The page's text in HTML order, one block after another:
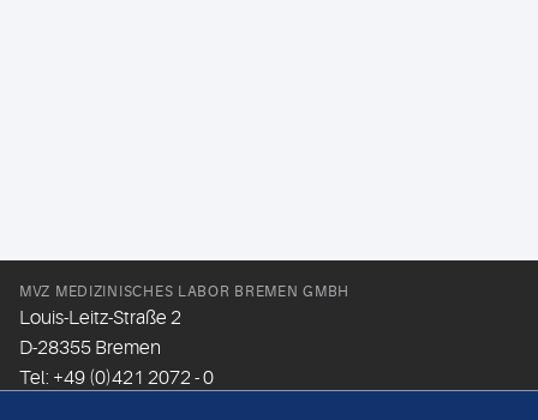
MVZ MEDIZINISCHES LABOR BREMEN GMBH
Louis-Leitz-Straße 2
D-28355 Bremen
Tel: +49 (0)421 2072 - 0